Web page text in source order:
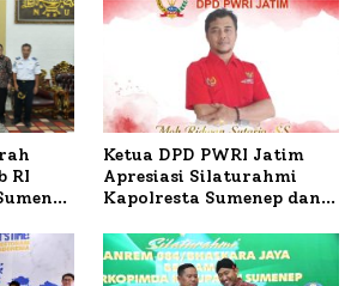
RI
Ketua DPD PWRI Jatim
Apresiasi Silaturahmi
Kapolresta Sumenep dan
Ideal Polri-Pers